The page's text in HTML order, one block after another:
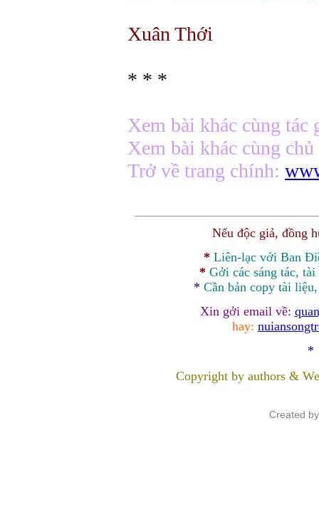
Xuân Thới
* * *
Xem bài khác cùng tác
Xem bài khác cùng
Trở về trang chính:
Nếu độc giả, đồng
* Liên-lạc với Ban
* Gởi các sáng tác,
* Cần bản copy tài
Xin gởi email về:
hay:
*
Copyright by authors &
Created